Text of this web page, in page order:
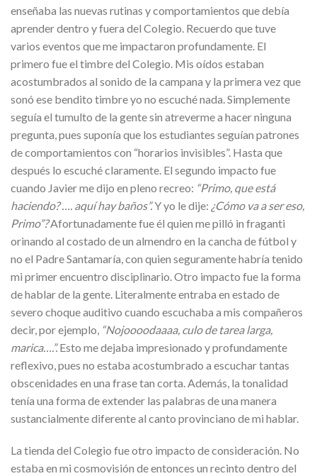
enseñaba las nuevas rutinas y comportamientos que debía
aprender dentro y fuera del Colegio. Recuerdo que tuve
varios eventos que me impactaron profundamente. El
primero fue el timbre del Colegio. Mis oídos estaban
acostumbrados al sonido de la campana y la primera vez que
sonó ese bendito timbre yo no escuché nada. Simplemente
seguía el tumulto de la gente sin atreverme a hacer ninguna
pregunta, pues suponía que los estudiantes seguían patrones
de comportamientos con “horarios invisibles”. Hasta que
después lo escuché claramente. El segundo impacto fue
cuando Javier me dijo en pleno recreo: “Primo, que está
haciendo? …. aquí hay baños”.Y yo le dije: ¿Cómo va a ser eso,
Primo”?Afortunadamente fue él quien me pilló in fraganti
orinando al costado de un almendro en la cancha de fútbol y
no el Padre Santamaría, con quien seguramente habría tenido
mi primer encuentro disciplinario. Otro impacto fue la forma
de hablar de la gente. Literalmente entraba en estado de
severo choque auditivo cuando escuchaba a mis compañeros
decir, por ejemplo, “Nojoooodaaaa, culo de tarea larga,
marica….”.Esto me dejaba impresionado y profundamente
reflexivo, pues no estaba acostumbrado a escuchar tantas
obscenidades en una frase tan corta. Además, la tonalidad
tenía una forma de extender las palabras de una manera
sustancialmente diferente al canto provinciano de mi hablar.
La tienda del Colegio fue otro impacto de consideración. No
estaba en mi cosmovisión de entonces un recinto dentro del